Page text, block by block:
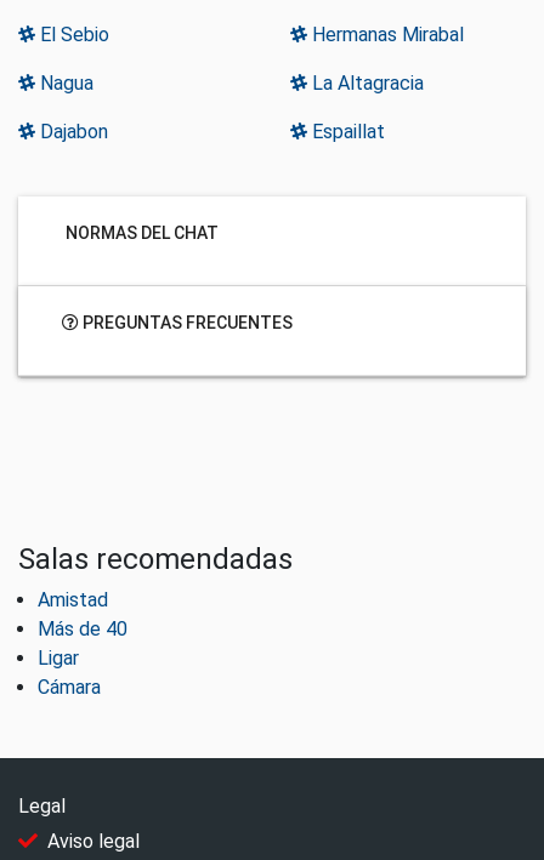
El Sebio Hermanas Mirabal
Nagua La Altagracia
Dajabon Espaillat
NORMAS DEL CHAT
PREGUNTAS FRECUENTES
Salas recomendadas
Amistad
Más de 40
Ligar
Cámara
Legal
Aviso legal